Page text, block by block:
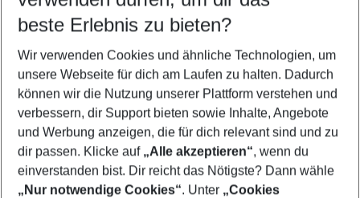
5-8 Nächte
2 Erwachsene Keine Kinder
Mehr Filter anzeigen
beste Erlebnis zu bieten?
Wir verwenden Cookies und ähnliche Technologien, um
unsere Webseite für dich am Laufen zu halten. Dadurch
können wir die Nutzung unserer Plattform verstehen und
verbessern, dir Support bieten sowie Inhalte, Angebote
und Werbung anzeigen, die für dich relevant sind und zu
dir passen. Klicke auf „Alle akzeptieren“, wenn du
einverstanden bist. Dir reicht das Nötigste? Dann wähle
„Nur notwendige Cookies“. Unter „Cookies